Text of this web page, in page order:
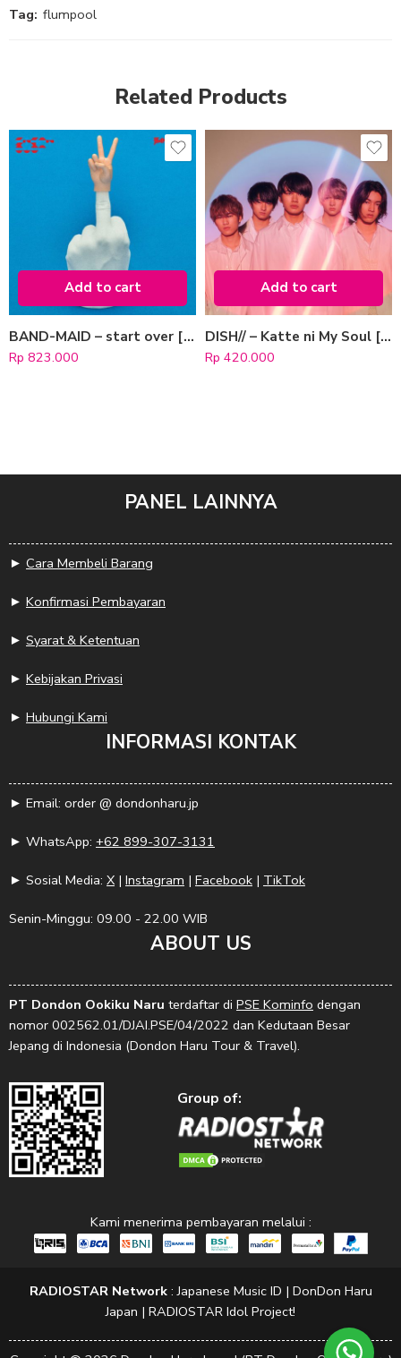
Tag: flumpool
Related Products
Add to cart
BAND-MAID – start over [Type B]
Rp 823.000
Add to cart
DISH// – Katte ni My Soul [Regular Edition]
Rp 420.000
PANEL LAINNYA
► Cara Membeli Barang
► Konfirmasi Pembayaran
► Syarat & Ketentuan
► Kebijakan Privasi
► Hubungi Kami
INFORMASI KONTAK
► Email: order @ dondonharu.jp
► WhatsApp: +62 899-307-3131
► Sosial Media: X | Instagram | Facebook | TikTok
Senin-Minggu: 09.00 - 22.00 WIB
ABOUT US
PT Dondon Ookiku Naru terdaftar di PSE Kominfo dengan
nomor 002562.01/DJAI.PSE/04/2022 dan Kedutaan Besar
Jepang di Indonesia (Dondon Haru Tour & Travel).
Group of:
Kami menerima pembayaran melalui :
RADIOSTAR Network:Japanese Music ID | DonDon Haru
Japan | RADIOSTAR Idol Project!